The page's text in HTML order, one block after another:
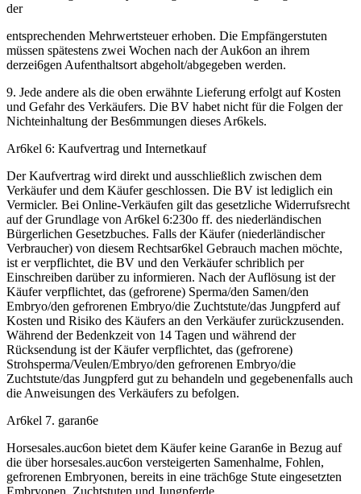
der
entsprechenden Mehrwertsteuer erhoben. Die Empfängerstuten
müssen spätestens zwei Wochen nach der Auk6on an ihrem
derzei6gen Aufenthaltsort abgeholt/abgegeben werden.
9. Jede andere als die oben erwähnte Lieferung erfolgt auf Kosten
und Gefahr des Verkäufers. Die BV habet nicht für die Folgen der
Nichteinhaltung der Bes6mmungen dieses Ar6kels.
Ar6kel 6: Kaufvertrag und Internetkauf
Der Kaufvertrag wird direkt und ausschließlich zwischen dem
Verkäufer und dem Käufer geschlossen. Die BV ist lediglich ein
Vermicler. Bei Online-Verkäufen gilt das gesetzliche Widerrufsrecht
auf der Grundlage von Ar6kel 6:230o ff. des niederländischen
Bürgerlichen Gesetzbuches. Falls der Käufer (niederländischer
Verbraucher) von diesem Rechtsar6kel Gebrauch machen möchte,
ist er verpflichtet, die BV und den Verkäufer schriblich per
Einschreiben darüber zu informieren. Nach der Auflösung ist der
Käufer verpflichtet, das (gefrorene) Sperma/den Samen/den
Embryo/den gefrorenen Embryo/die Zuchtstute/das Jungpferd auf
Kosten und Risiko des Käufers an den Verkäufer zurückzusenden.
Während der Bedenkzeit von 14 Tagen und während der
Rücksendung ist der Käufer verpflichtet, das (gefrorene)
Strohsperma/Veulen/Embryo/den gefrorenen Embryo/die
Zuchtstute/das Jungpferd gut zu behandeln und gegebenenfalls auch
die Anweisungen des Verkäufers zu befolgen.
Ar6kel 7. garan6e
Horsesales.auc6on bietet dem Käufer keine Garan6e in Bezug auf
die über horsesales.auc6on versteigerten Samenhalme, Fohlen,
gefrorenen Embryonen, bereits in eine träch6ge Stute eingesetzten
Embryonen, Zuchtstuten und Jungpferde.